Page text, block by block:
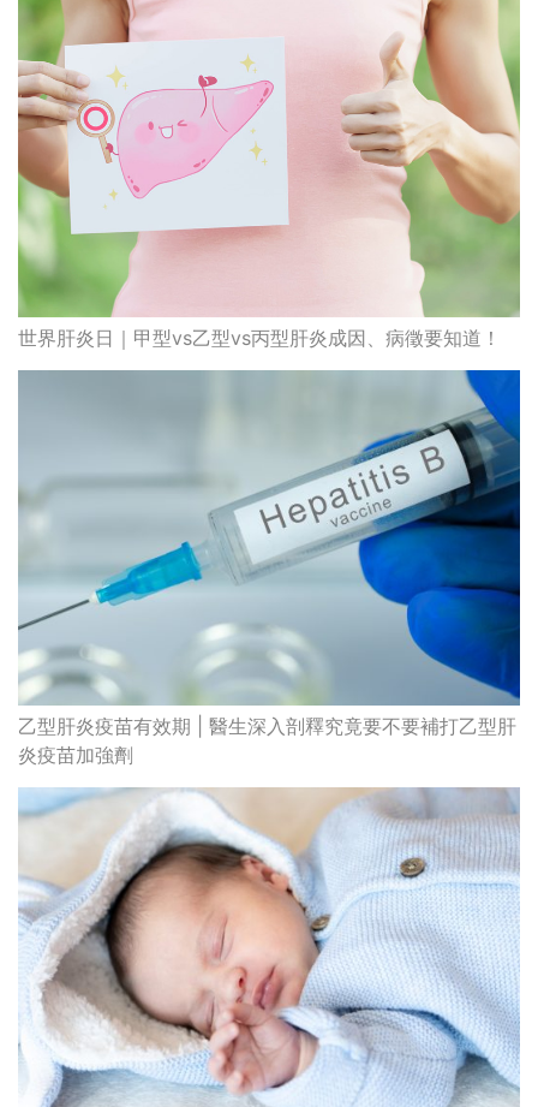
世界肝炎日｜甲型vs乙型vs丙型肝炎成因、病徵要知道！
乙型肝炎疫苗有效期 | 醫生深入剖釋究竟要不要補打乙型肝
炎疫苗加強劑